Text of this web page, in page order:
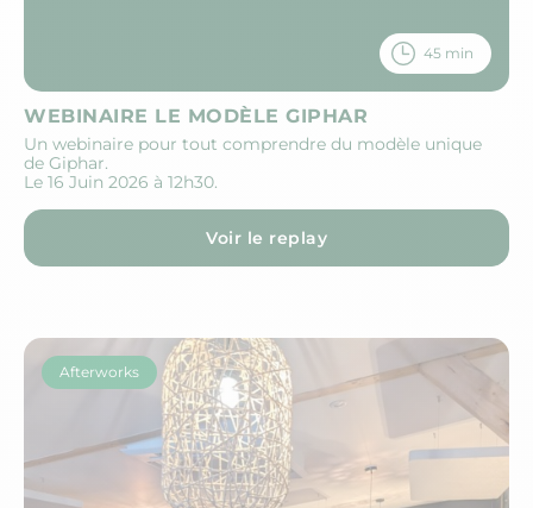
45 min
WEBINAIRE LE MODÈLE GIPHAR
Un webinaire pour tout comprendre du modèle unique
de Giphar.
Le 16 Juin 2026 à 12h30.
Voir le replay
Afterworks